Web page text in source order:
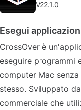
V22.1.0
Esegui
CrossOver è
eseguire programmi
computer Mac
stesso. Sviluppato
commerciale che